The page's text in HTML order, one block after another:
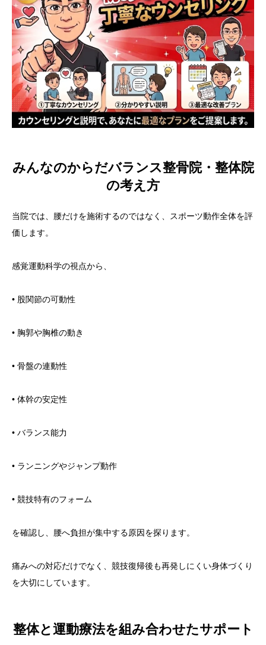
みんなのからだバランス整骨院・整体院
の考え方
当院では、腰だけを施術するのではなく、スポーツ動作全体を評
価します。
感覚運動科学の視点から、
• 股関節の可動性
• 胸郭や胸椎の動き
• 骨盤の連動性
• 体幹の安定性
• バランス能力
• ランニングやジャンプ動作
• 競技特有のフォーム
を確認し、腰へ負担が集中する原因を探ります。
痛みへの対応だけでなく、競技復帰後も再発しにくい身体づくり
を大切にしています。
整体と運動療法を組み合わせたサポート